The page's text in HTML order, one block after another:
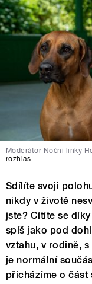
Moderátor Noční linky
rozhlas
Sdílíte svoji
nikdy v životě
jste? Cítíte se
spíš jako pod
vztahu, v rodině,
je normální
přicházíme o část